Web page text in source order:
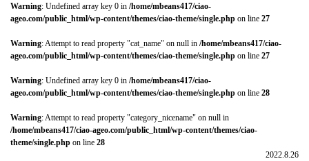
Warning: Undefined array key 0 in /home/mbeans417/ciao-
ageo.com/public_html/wp-content/themes/ciao-theme/single.php on line 27
Warning: Attempt to read property "cat_name" on null in /home/mbeans417/ciao-
ageo.com/public_html/wp-content/themes/ciao-theme/single.php on line 27
Warning: Undefined array key 0 in /home/mbeans417/ciao-
ageo.com/public_html/wp-content/themes/ciao-theme/single.php on line 28
Warning: Attempt to read property "category_nicename" on null in
/home/mbeans417/ciao-ageo.com/public_html/wp-content/themes/ciao-
theme/single.php on line 28
2022.8.26